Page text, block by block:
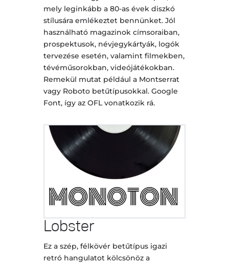
mely leginkább a 80-as évek diszkó
stílusára emlékeztet bennünket. Jól
használható magazinok címsoraiban,
prospektusok, névjegykártyák, logók
tervezése esetén, valamint filmekben,
tévéműsorokban, videójátékokban.
Remekül mutat például a Montserrat
vagy Roboto betűtípusokkal. Google
Font, így az OFL vonatkozik rá.
Lobster
Ez a szép, félkövér betűtípus igazi
retró hangulatot kölcsönöz a